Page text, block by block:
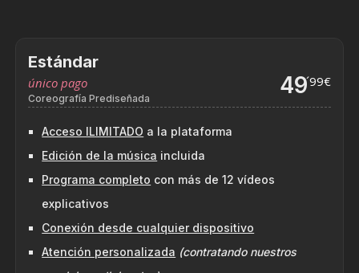
Estándar
único pago
Coreografía Prediseñada 49´99€
Acceso ILIMITADO a la plataforma
Edición de la música incluida
Programa completo con más de 12 vídeos
explicativos
Conexión desde cualquier dispositivo
Atención personalizada (contratando nuestros